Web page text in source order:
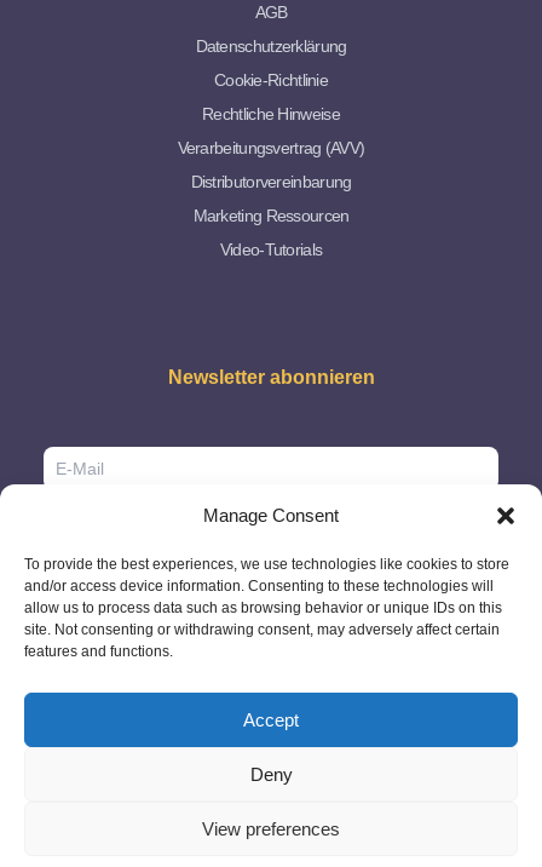
Manage Consent
To provide the best experiences, we use technologies like cookies to store
and/or access device information. Consenting to these technologies will
allow us to process data such as browsing behavior or unique IDs on this
site. Not consenting or withdrawing consent, may adversely affect certain
features and functions.
Accept
Deny
View preferences
AGB
Datenschutzerklärung
Cookie-Richtlinie
Rechtliche Hinweise
Verarbeitungsvertrag (AVV)
Distributorvereinbarung
Marketing Ressourcen
Video-Tutorials
Newsletter abonnieren
info@passportscan.net